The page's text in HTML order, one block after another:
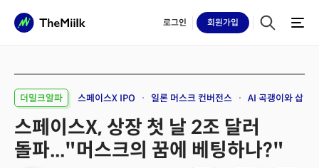
로그인 회원가입
더밀크알파 스페이스X IPO 일론 머스크 컨버전스 AI 곡괭이와 삽
스페이스X, 상장 첫 날 2조 달러
돌파..."머스크의 꿈에 베팅하나?"